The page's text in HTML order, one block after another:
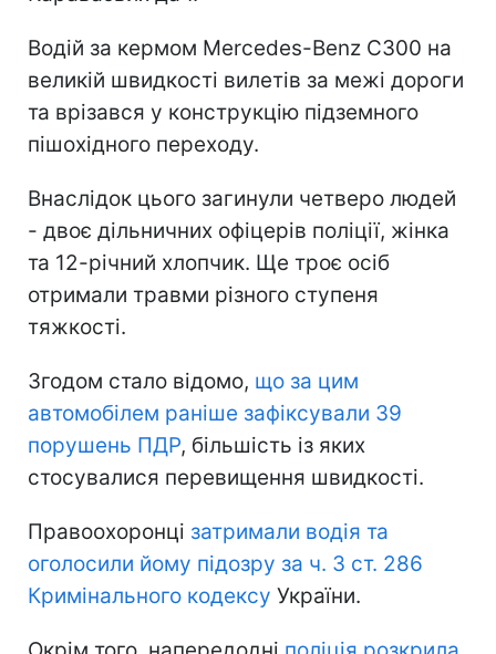
Водій за кермом Mercedes-Benz C300 на
великій швидкості вилетів за межі дороги
та врізався у конструкцію підземного
пішохідного переходу.
Внаслідок цього загинули четверо людей
- двоє дільничних офіцерів поліції, жінка
та 12-річний хлопчик. Ще троє осіб
отримали травми різного ступеня
тяжкості.
Згодом стало відомо, що за цим
автомобілем раніше зафіксували 39
порушень ПДР, більшість із яких
стосувалися перевищення швидкості.
Правоохоронці затримали водія та
оголосили йому підозру за ч. 3 ст. 286
Кримінального кодексу України.